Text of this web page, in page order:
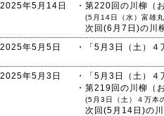
2025年5月14日
・第220回の川柳（
(5月14日（水）富雄
次回(6月7日)の川
2025年5月5日
・「5月3日（土）
2025年5月3日
・「5月3日（土）
・第219回の川柳（
(5月3日（土）４万本
次回(5月14日)の川